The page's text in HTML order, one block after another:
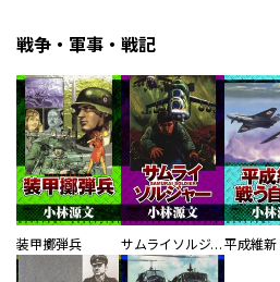
戦争・軍事・戦記
装甲擲弾兵 サムライソルジャー SAMURAI SOLDIER